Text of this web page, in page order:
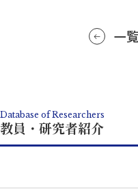
一
Database of Researchers
教員・研究者紹介